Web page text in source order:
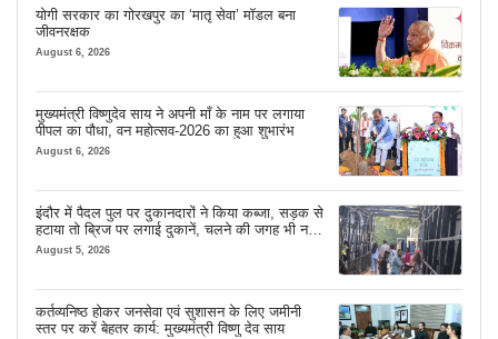
योगी सरकार का गोरखपुर का ‘मातृ सेवा’ मॉडल बना
जीवनरक्षक
August 6, 2026
मुख्यमंत्री विष्णुदेव साय ने अपनी माँ के नाम पर लगाया
पीपल का पौधा, वन महोत्सव-2026 का हुआ शुभारंभ
August 6, 2026
इंदौर में पैदल पुल पर दुकानदारों ने किया कब्जा, सड़क से
हटाया तो ब्रिज पर लगाई दुकानें, चलने की जगह भी नहीं
मिल रही
August 5, 2026
कर्तव्यनिष्ठ होकर जनसेवा एवं सुशासन के लिए जमीनी
स्तर पर करें बेहतर कार्य: मुख्यमंत्री विष्णु देव साय